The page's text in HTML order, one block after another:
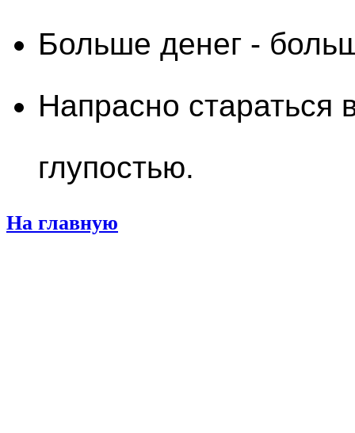
Больше денег -
Напрасно стараться
глупостью.
На главную